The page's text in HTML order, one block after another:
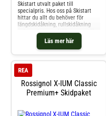
Läs mer här
Skistart utvalt paket till
specialpris. Hos oss på Skistart
hittar du allt du behöver för
längdskidåkning, rullskidåkning
och mycket mer. Välkommen till
Rossignol X-IUM Classic
Premium+ Skidpaket
REA